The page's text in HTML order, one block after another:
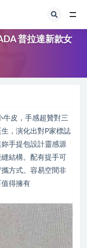
普拉達新款女
牛皮，手感超贊對三
，演化出對P家標誌
手提包設計靈感源
結構。配有提手可
方式。容易空間非
得擁有